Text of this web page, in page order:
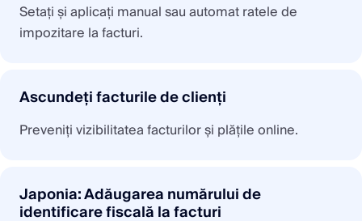
Setați și aplicați manual sau automat ratele de
impozitare la facturi.
Ascundeți facturile de clienți
Preveniți vizibilitatea facturilor și plățile online.
Japonia: Adăugarea numărului de
identificare fiscală la facturi